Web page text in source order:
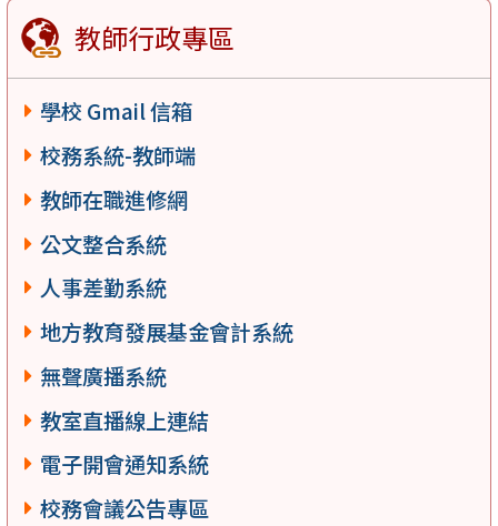
教師行政專區
學校 Gmail 信箱
校務系統-教師端
教師在職進修網
公文整合系統
人事差勤系統
地方教育發展基金會計系統
無聲廣播系統
教室直播線上連結
電子開會通知系統
校務會議公告專區